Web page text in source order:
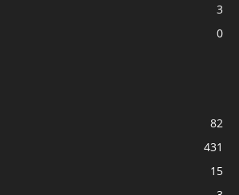
3
0
82
431
15